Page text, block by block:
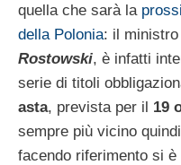
quella che sarà la
della Polonia: il
Rostowski, è infatti
serie di titoli
asta, prevista per il 19
sempre più vicino
facendo riferimento si